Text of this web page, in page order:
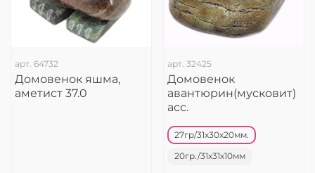
арт. 64732
Домовенок яшма,
аметист 37.0
арт. 32425
Домовенок
авантюрин(мусковит)
асс.
27гр/31х30х20мм.
20гр./31х31х10мм